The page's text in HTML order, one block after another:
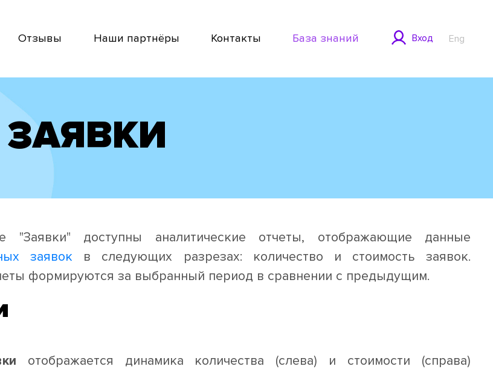
Вход Eng
Отзывы Наши партнёры Контакты База знаний
ЗАЯВКИ
"Заявки" доступны аналитические отчеты, отображающие данные
заявок в следующих разрезах: количество и стоимость заявок.
формируются за выбранный период в сравнении с предыдущим.
отображается динамика количества (слева) и стоимости (справа)